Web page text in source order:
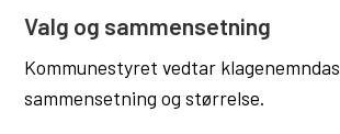
Valg og sammensetning
Kommunestyret vedtar klagenemndas
sammensetning og størrelse.